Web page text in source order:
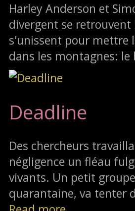
Harley Anderson et
divergent se
s'unissent pour mettre
dans les montagnes:
Deadline
Des chercheurs
négligence un fléau
vivants. Un petit
quarantaine, va tenter